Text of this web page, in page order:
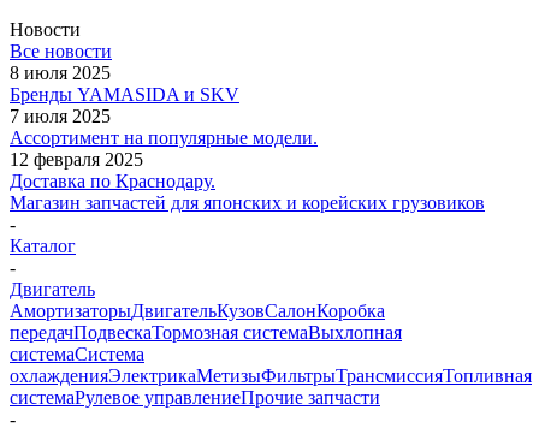
Новости
Все новости
8 июля 2025
Бренды YAMASIDA и SKV
7 июля 2025
Ассортимент на популярные модели.
12 февраля 2025
Доставка по Краснодару.
Магазин запчастей для японских и корейских грузовиков
-
Каталог
-
Двигатель
АмортизаторыДвигательКузовСалонКоробка
передачПодвескаТормозная системаВыхлопная
системаСистема
охлажденияЭлектрикаМетизыФильтрыТрансмиссияТопливная
системаРулевое управлениеПрочие запчасти
-